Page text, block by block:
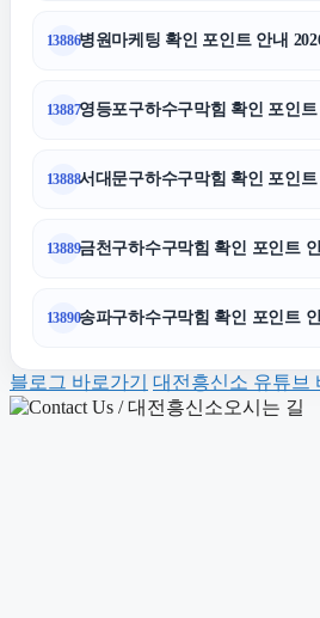
13886병원마케팅 확인 포인트 안내
13887영등포구하수구막힘 확인 포인트
13888서대문구하수구막힘 확인 포인트
13889금천구하수구막힘 확인 포인트
13890송파구하수구막힘 확인 포인트
블로그 바로가기 대전흥신소 유튜브